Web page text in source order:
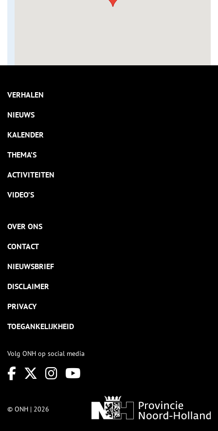
VERHALEN
NIEUWS
KALENDER
THEMA’S
ACTIVITEITEN
VIDEO’S
OVER ONS
CONTACT
NIEUWSBRIEF
DISCLAIMER
PRIVACY
TOEGANKELIJKHEID
Volg ONH op social media
© ONH | 2026